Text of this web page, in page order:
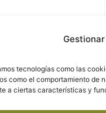
tecnologías como las
como el comportamiento
a ciertas características y